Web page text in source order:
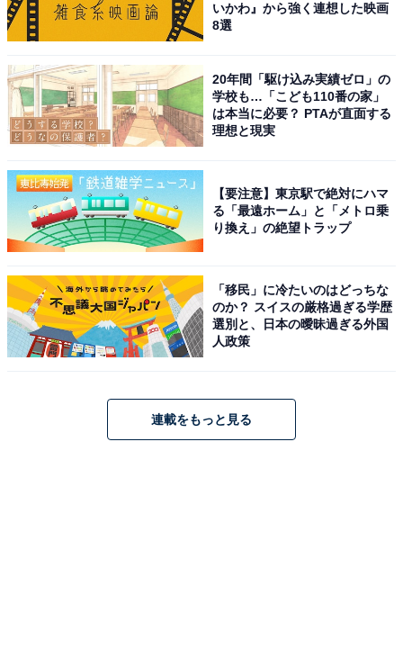
いかわ』から強く連想した映画
8選
20年間「駆け込み実績ゼロ」の
学校も…「こども110番の家」
は本当に必要？ PTAが直面する
理想と現実
【要注意】東京駅で絶対にハマ
る「最遠ホーム」と「メトロ乗
り換え」の絶望トラップ
「移民」に冷たいのはどっちな
のか？ スイスの厳格過ぎる学歴
選別と、日本の曖昧過ぎる外国
人政策
連載をもっと見る